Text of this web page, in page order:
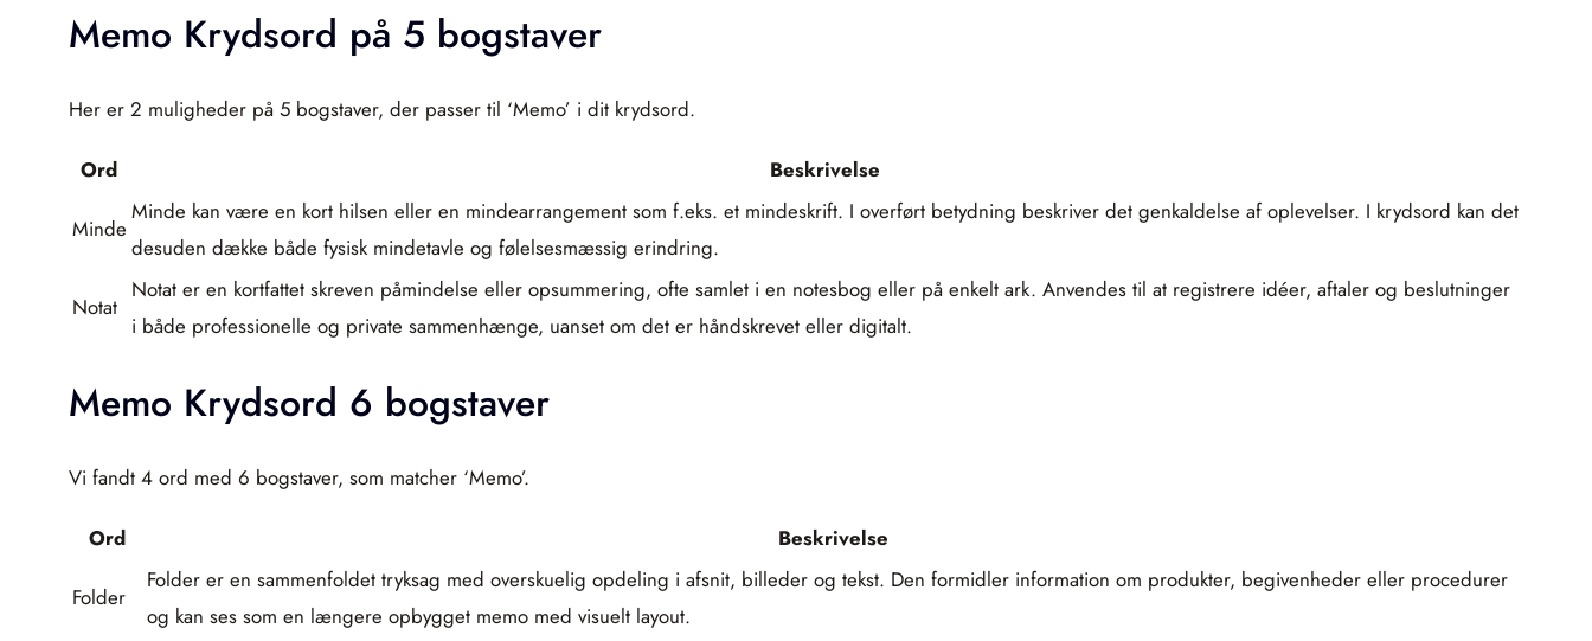
Memo Krydsord på 5 bogstaver
Her er 2 muligheder på 5 bogstaver, der passer til ‘Memo’ i dit krydsord.
Ord Beskrivelse
Minde
Minde kan være en kort hilsen eller en mindearrangement som f.eks. et mindeskrift. I overført betydning beskriver det genkaldelse af oplevelser. I krydsord kan det
desuden dække både fysisk mindetavle og følelsesmæssig erindring.
Notat
Notat er en kortfattet skreven påmindelse eller opsummering, ofte samlet i en notesbog eller på enkelt ark. Anvendes til at registrere idéer, aftaler og beslutninger
i både professionelle og private sammenhænge, uanset om det er håndskrevet eller digitalt.
Memo Krydsord 6 bogstaver
Vi fandt 4 ord med 6 bogstaver, som matcher ‘Memo’.
Ord Beskrivelse
Folder
Folder er en sammenfoldet tryksag med overskuelig opdeling i afsnit, billeder og tekst. Den formidler information om produkter, begivenheder eller procedurer
og kan ses som en længere opbygget memo med visuelt layout.